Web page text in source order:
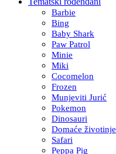
Barbie
Bing
Baby Shark
Paw Patrol
Minie
Miki
Cocomelon
Frozen
Munjeviti Jurić
Pokemon
Dinosauri
Domaće životinje
Safari
Peppa Pig